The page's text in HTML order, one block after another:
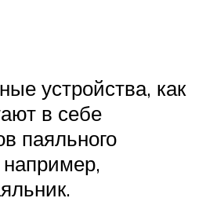
устройства, как
в себе
паяльного